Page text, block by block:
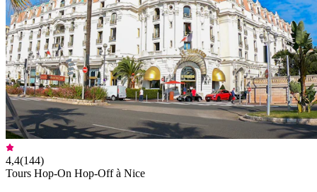
4,4(144)
Tours Hop-On Hop-Off à Nice